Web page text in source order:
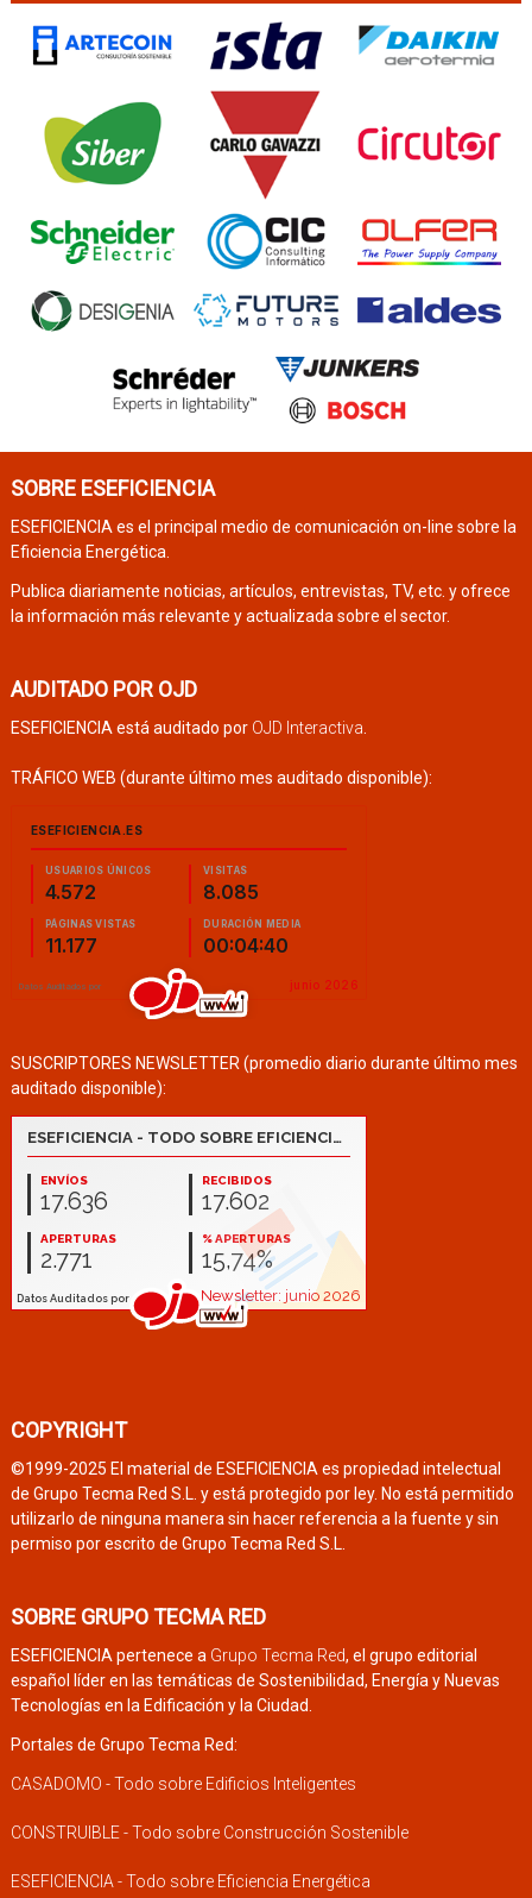
SOBRE ESEFICIENCIA
ESEFICIENCIA es el principal medio de comunicación on-line sobre la
Eficiencia Energética.
Publica diariamente noticias, artículos, entrevistas, TV, etc. y ofrece
la información más relevante y actualizada sobre el sector.
AUDITADO POR OJD
ESEFICIENCIA está auditado por OJD Interactiva.
TRÁFICO WEB (durante último mes auditado disponible):
SUSCRIPTORES NEWSLETTER (promedio diario durante último mes
auditado disponible):
COPYRIGHT
©1999-2025 El material de ESEFICIENCIA es propiedad intelectual
de Grupo Tecma Red S.L. y está protegido por ley. No está permitido
utilizarlo de ninguna manera sin hacer referencia a la fuente y sin
permiso por escrito de Grupo Tecma Red S.L.
SOBRE GRUPO TECMA RED
ESEFICIENCIA pertenece a Grupo Tecma Red, el grupo editorial
español líder en las temáticas de Sostenibilidad, Energía y Nuevas
Tecnologías en la Edificación y la Ciudad.
Portales de Grupo Tecma Red:
CASADOMO - Todo sobre Edificios Inteligentes
CONSTRUIBLE - Todo sobre Construcción Sostenible
ESEFICIENCIA - Todo sobre Eficiencia Energética